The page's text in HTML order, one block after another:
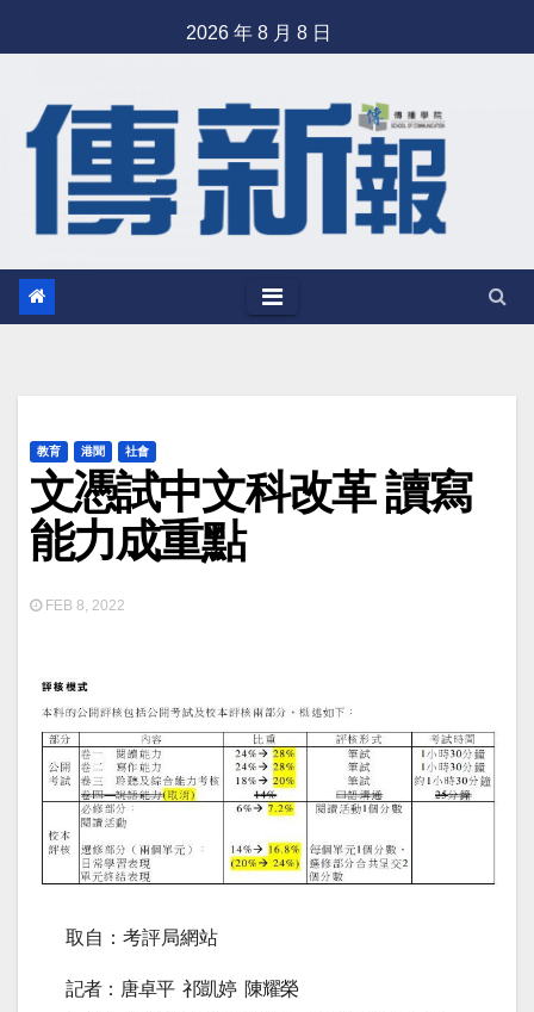
to
2026 年 8 月 8 日
教育 港聞 社會
文憑試中文科改革 讀寫
能力成重點
FEB 8, 2022
取自：考評局網站
記者：唐卓平 祁凱婷 陳耀榮